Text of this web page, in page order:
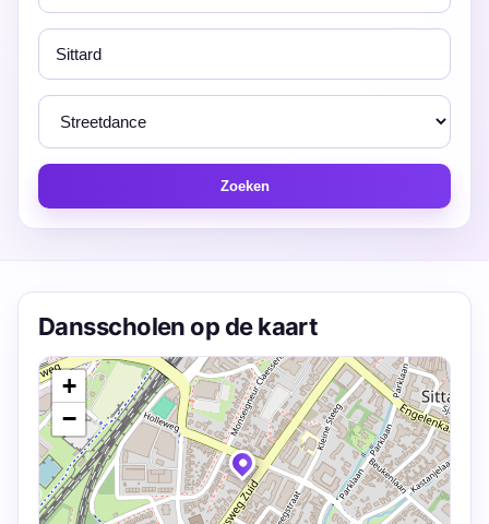
Zoeken
Dansscholen op de kaart
+
−